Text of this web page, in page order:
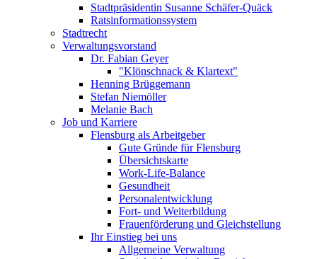
Stadtpräsidentin Susanne Schäfer-Quäck
Ratsinformationssystem
Stadtrecht
Verwaltungsvorstand
Dr. Fabian Geyer
"Klönschnack & Klartext"
Henning Brüggemann
Stefan Niemöller
Melanie Bach
Job und Karriere
Flensburg als Arbeitgeber
Gute Gründe für Flensburg
Übersichtskarte
Work-Life-Balance
Gesundheit
Personalentwicklung
Fort- und Weiterbildung
Frauenförderung und Gleichstellung
Ihr Einstieg bei uns
Allgemeine Verwaltung